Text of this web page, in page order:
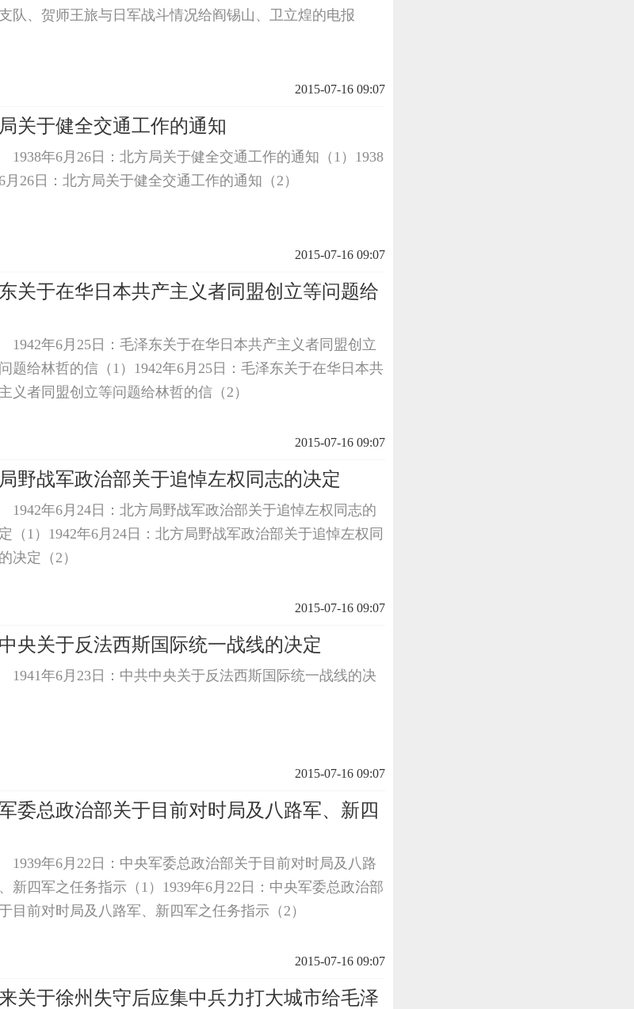
队、贺师王旅与日军战斗情况给阎锡山、卫立煌的电报
2015-07-16 09:07
关于健全交通工作的通知
1938年6月26日：北方局关于健全交通工作的通知（1）1938
月26日：北方局关于健全交通工作的通知（2）
2015-07-16 09:07
关于在华日本共产主义者同盟创立等问题给
1942年6月25日：毛泽东关于在华日本共产主义者同盟创立
题给林哲的信（1）1942年6月25日：毛泽东关于在华日本共
义者同盟创立等问题给林哲的信（2）
2015-07-16 09:07
野战军政治部关于追悼左权同志的决定
1942年6月24日：北方局野战军政治部关于追悼左权同志的
（1）1942年6月24日：北方局野战军政治部关于追悼左权同
决定（2）
2015-07-16 09:07
央关于反法西斯国际统一战线的决定
1941年6月23日：中共中央关于反法西斯国际统一战线的决
2015-07-16 09:07
委总政治部关于目前对时局及八路军、新四
1939年6月22日：中央军委总政治部关于目前对时局及八路
新四军之任务指示（1）1939年6月22日：中央军委总政治部
目前对时局及八路军、新四军之任务指示（2）
2015-07-16 09:07
关于徐州失守后应集中兵力打大城市给毛泽